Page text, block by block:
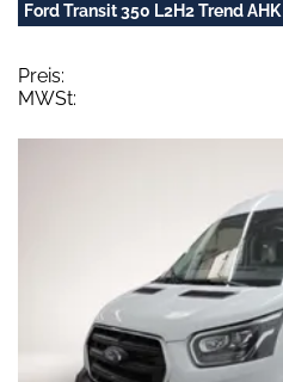
Ford Transit 350 L2H2 Trend
Preis:
MWSt: